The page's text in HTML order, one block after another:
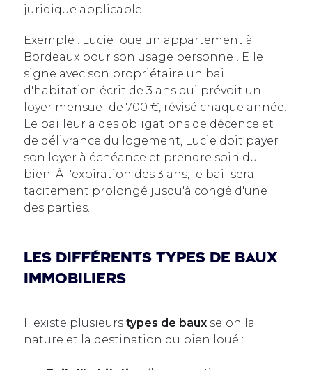
juridique applicable.
Exemple : Lucie loue un appartement à
Bordeaux pour son usage personnel. Elle
signe avec son propriétaire un bail
d'habitation écrit de 3 ans qui prévoit un
loyer mensuel de 700 €, révisé chaque année.
Le bailleur a des obligations de décence et
de délivrance du logement, Lucie doit payer
son loyer à échéance et prendre soin du
bien. À l'expiration des 3 ans, le bail sera
tacitement prolongé jusqu'à congé d'une
des parties.
Les différents types de baux
immobiliers
Il existe plusieurs types de baux selon la
nature et la destination du bien loué :